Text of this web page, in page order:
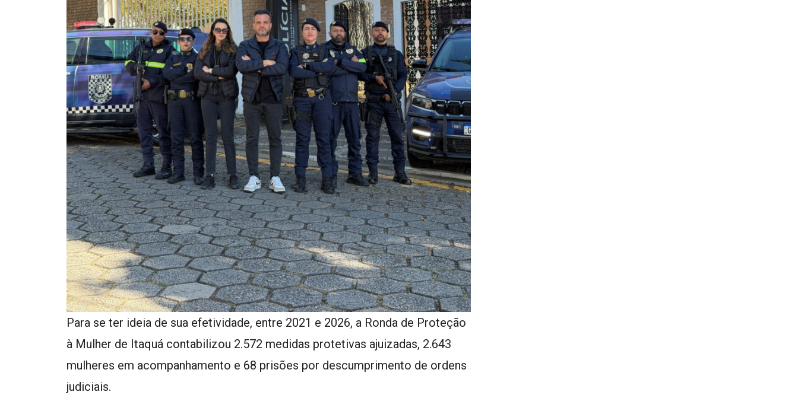
Para se ter ideia de sua efetividade, entre 2021 e 2026, a Ronda de Proteção
à Mulher de Itaquá contabilizou 2.572 medidas protetivas ajuizadas, 2.643
mulheres em acompanhamento e 68 prisões por descumprimento de ordens
judiciais.